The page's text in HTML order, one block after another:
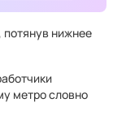
потянув нижнее
метро словно